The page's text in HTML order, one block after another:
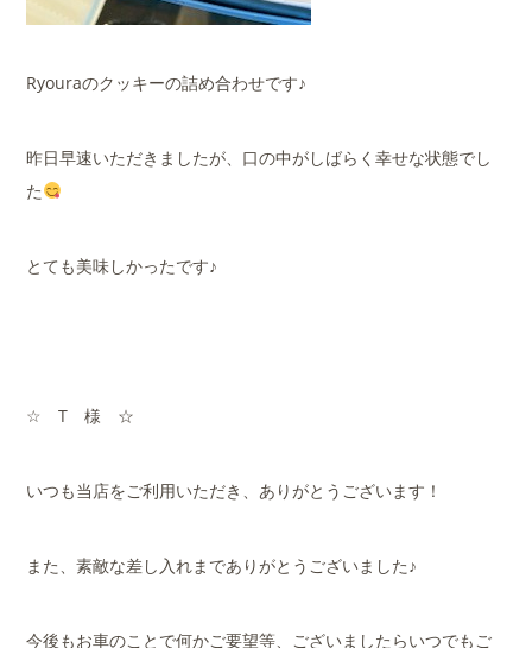
Ryouraのクッキーの詰め合わせです♪
昨日早速いただきましたが、口の中がしばらく幸せな状態でし
た
とても美味しかったです♪
☆ T 様 ☆
いつも当店をご利用いただき、ありがとうございます！
また、素敵な差し入れまでありがとうございました♪
今後もお車のことで何かご要望等、ございましたらいつでもご